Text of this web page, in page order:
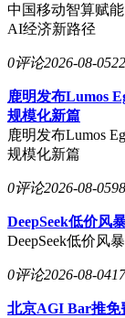
中国移动智算赋
AI经济新路径
0评论2026-08-05
鹿明发布Lumos
规模化新篇
鹿明发布Lumos
规模化新篇
0评论2026-08-05
DeepSeek低价风
DeepSeek低价风
0评论2026-08-04
北京AGI Bar推免